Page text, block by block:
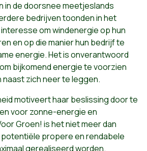
in de doorsnee meetjeslands
bedrijven toonden in het
om windenergie op hun
en op die manier hun bedrijf te
energie. Het is onverantwoord
bijkomend energie te voorzien
zich neer te leggen.
motiveert haar beslissing door te
voor zonne-energie en
Groen! is het niet meer dan
potentiële propere en rendabele
gerealiseerd worden.